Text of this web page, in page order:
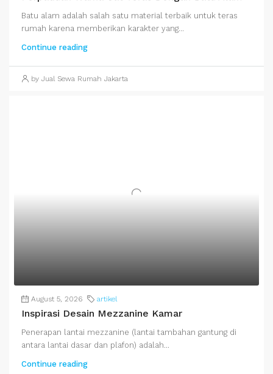
Batu alam adalah salah satu material terbaik untuk teras
rumah karena memberikan karakter yang...
Continue reading
by Jual Sewa Rumah Jakarta
August 5, 2026 artikel
Inspirasi Desain Mezzanine Kamar
Penerapan lantai mezzanine (lantai tambahan gantung di
antara lantai dasar dan plafon) adalah...
Continue reading